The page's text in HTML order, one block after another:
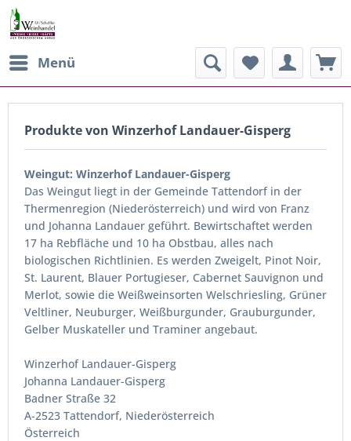
Menü
Produkte von Winzerhof Landauer-Gisperg
Weingut: Winzerhof Landauer-Gisperg
Das Weingut liegt in der Gemeinde Tattendorf in der
Thermenregion (Niederösterreich) und wird von Franz
und Johanna Landauer geführt. Bewirtschaftet werden
17 ha Rebfläche und 10 ha Obstbau, alles nach
biologischen Richtlinien. Es werden Zweigelt, Pinot Noir,
St. Laurent, Blauer Portugieser, Cabernet Sauvignon und
Merlot, sowie die Weißweinsorten Welschriesling, Grüner
Veltliner, Neuburger, Weißburgunder, Grauburgunder,
Gelber Muskateller und Traminer angebaut.
Winzerhof Landauer-Gisperg
Johanna Landauer-Gisperg
Badner Straße 32
A-2523 Tattendorf, Niederösterreich
Österreich